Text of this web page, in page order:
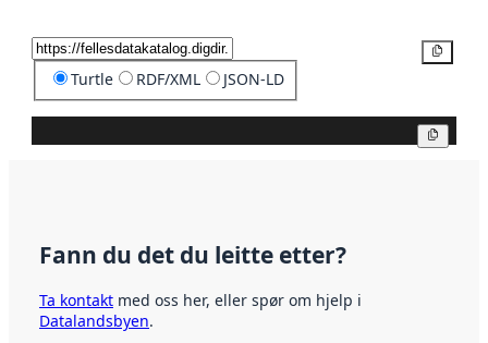
Turtle RDF/XML JSON-LD
Fann du det du leitte etter?
Ta kontakt med oss her, eller spør om hjelp i
Datalandsbyen.